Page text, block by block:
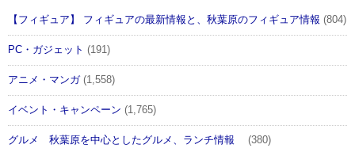
【フィギュア】 フィギュアの最新情報と、秋葉原のフィギュア情報 (804)
PC・ガジェット (191)
アニメ・マンガ(1,558)
イベント・キャンペーン (1,765)
グルメ 秋葉原を中心としたグルメ、ランチ情報 (380)